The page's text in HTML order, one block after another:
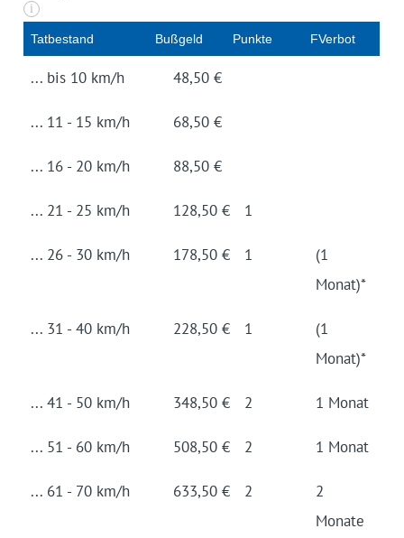
i
Tat­be­stand Buß­geld Punk­te FVerbot
... bis 10 km/h 48,50 €
... 11 - 15 km/h 68,50 €
... 16 - 20 km/h 88,50 €
... 21 - 25 km/h 128,50 € 1
... 26 - 30 km/h 178,50 € 1
(1
Monat)*
... 31 - 40 km/h 228,50 € 1
(1
Monat)*
... 41 - 50 km/h 348,50 € 2 1 Monat
... 51 - 60 km/h 508,50 € 2 1 Monat
... 61 - 70 km/h 633,50 € 2
2
Monate